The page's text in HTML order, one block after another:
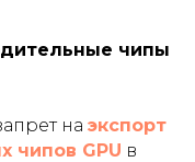
чипы
на экспорт
чипов GPU в